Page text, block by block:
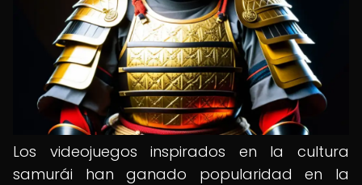
Los videojuegos inspirados en la cultura
samurái han ganado popularidad en la